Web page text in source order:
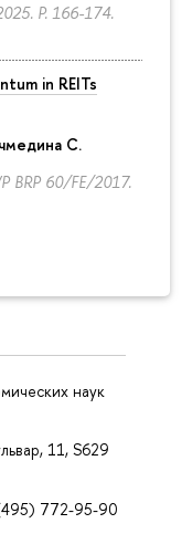
P. 166-174.
in REITs
С.
BRP 60/FE/2017.
наук
11, S629
772-95-90